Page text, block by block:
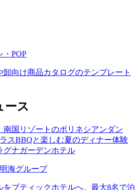
・POP
卸向け商品カタログのテンプレート
ース
南国リゾートのポリネシアンダン
スBBQと楽しむ夏のディナー体験
グナガーデンホテル
海グループ
をブティックホテルへ。最大8名で泊